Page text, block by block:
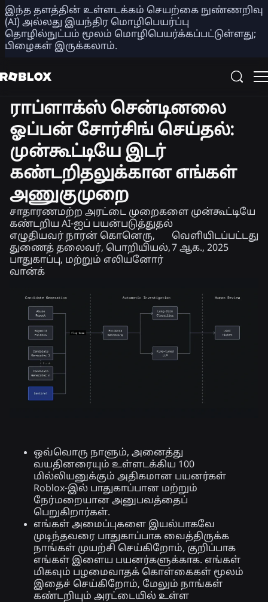
இந்த தளத்தின் உள்ளடக்கம் செயற்கை நுண்ணறிவு
(AI) அல்லது இயந்திர மொழிபெயர்ப்பு
தொழில்நுட்பம் மூலம் மொழிபெயர்க்கப்பட்டுள்ளது;
பிழைகள் இருக்கலாம்.
பகிர்
ராப்ளாக்ஸ் சென்டினலை
ஓப்பன் சோர்சிங் செய்தல்:
முன்கூட்டியே இடர்
கண்டறிதலுக்கான எங்கள்
அணுகுமுறை
சாதாரணமற்ற அரட்டை முறைகளை முன்கூட்டியே
கண்டறிய AI-ஐப் பயன்படுத்துதல்
எழுதியவர் நாரன் கொனெரு,
துணைத் தலைவர், பொறியியல்,
பாதுகாப்பு, மற்றும் எலியனோர்
வான்க்
வெளியிடப்பட்டது
7 ஆக., 2025
ஒவ்வொரு நாளும், அனைத்து
வயதினரையும் உள்ளடக்கிய 100
மில்லியனுக்கும் அதிகமான பயனர்கள்
Roblox-இல் பாதுகாப்பான மற்றும்
நேர்மறையான அனுபவத்தைப்
பெறுகிறார்கள்.
எங்கள் அமைப்புகளை இயல்பாகவே
முடிந்தவரை பாதுகாப்பாக வைத்திருக்க
நாங்கள் முயற்சி செய்கிறோம், குறிப்பாக
எங்கள் இளைய பயனர்களுக்காக. எங்கள்
மிகவும் பழமைவாதக் கொள்கைகள் மூலம்
இதைச் செய்கிறோம், மேலும் நாங்கள்
கண்டறியும் அரட்டையில் உள்ள